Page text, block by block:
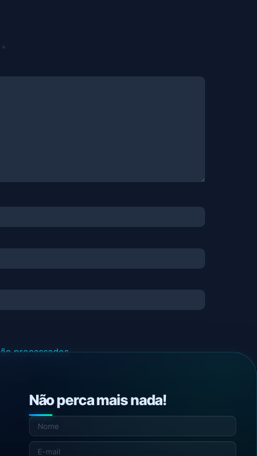
*
processados
Não perca mais nada!